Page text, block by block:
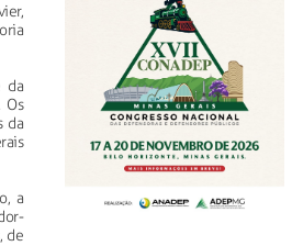
da
Os
da
a
de